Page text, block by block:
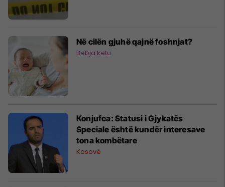
Në cilën gjuhë qajnë foshnjat?
Bebja këtu
Konjufca: Statusi i Gjykatës
Speciale është kundër interesave
tona kombëtare
Kosovë